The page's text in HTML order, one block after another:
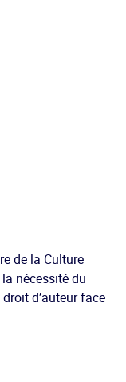
de la Culture
nécessité du
d’auteur face